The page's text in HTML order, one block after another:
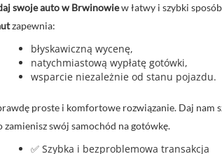
swoje auto w Brwinowiew łatwy i szybki
zapewnia:
błyskawiczną wycenę,
natychmiastową wypłatę gotówki,
wsparcie niezależnie od stanu pojazdu.
proste i komfortowe rozwiązanie. Daj nam
zamienisz swój samochód na gotówkę.
✅ Szybka i bezproblemowa transakcja